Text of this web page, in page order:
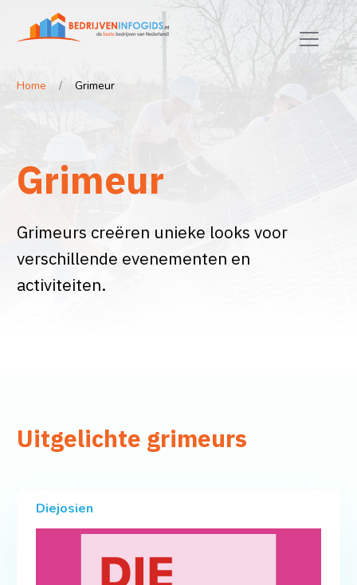
Home Grimeur
Grimeur
Grimeurs creëren unieke looks voor
verschillende evenementen en
activiteiten.
Uitgelichte grimeurs
Diejosien